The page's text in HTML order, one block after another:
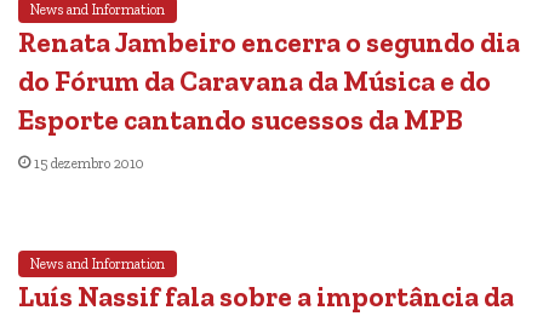
News and Information
Renata Jambeiro encerra o segundo dia
do Fórum da Caravana da Música e do
Esporte cantando sucessos da MPB
15 dezembro 2010
News and Information
Luís Nassif fala sobre a importância da